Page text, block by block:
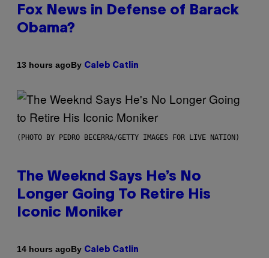
Fox News in Defense of Barack
Obama?
13 hours agoBy Caleb Catlin
(PHOTO BY PEDRO BECERRA/GETTY IMAGES FOR LIVE NATION)
The Weeknd Says He’s No
Longer Going To Retire His
Iconic Moniker
14 hours agoBy Caleb Catlin